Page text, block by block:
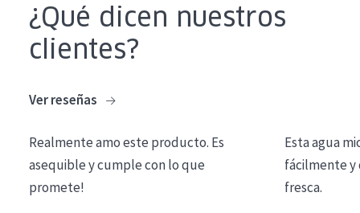
Crema de día
Crema de noche
Limpieza
COLECCIÓN
¿Qué dicen nuestros
clientes?
Ver reseñas
Realmente amo este producto. Es
asequible y cumple con lo que
promete!
Esta agua
fácilmente y
fresca.